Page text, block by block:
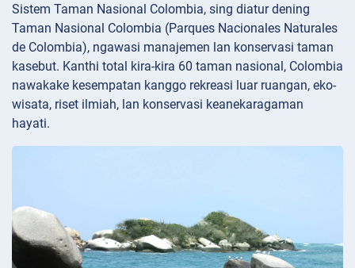
Sistem Taman Nasional Colombia, sing diatur dening
Taman Nasional Colombia (Parques Nacionales Naturales
de Colombia), ngawasi manajemen lan konservasi taman
kasebut. Kanthi total kira-kira 60 taman nasional, Colombia
nawakake kesempatan kanggo rekreasi luar ruangan, eko-
wisata, riset ilmiah, lan konservasi keanekaragaman
hayati.